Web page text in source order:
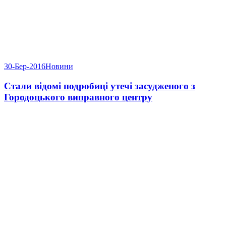
30-Бер-2016Новини
Стали відомі подробиці утечі засудженого з
Городоцького виправного центру